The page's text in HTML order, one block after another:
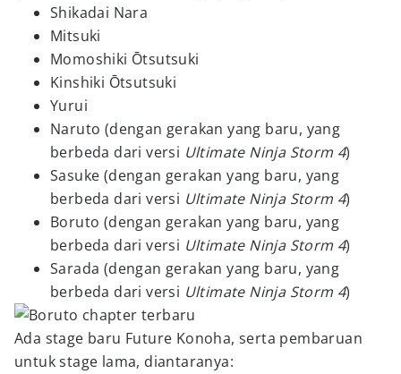
Shikadai Nara
Mitsuki
Momoshiki Ōtsutsuki
Kinshiki Ōtsutsuki
Yurui
Naruto (dengan gerakan yang baru, yang
berbeda dari versi Ultimate Ninja Storm 4)
Sasuke (dengan gerakan yang baru, yang
berbeda dari versi Ultimate Ninja Storm 4)
Boruto (dengan gerakan yang baru, yang
berbeda dari versi Ultimate Ninja Storm 4)
Sarada (dengan gerakan yang baru, yang
berbeda dari versi Ultimate Ninja Storm 4)
Ada stage baru Future Konoha, serta pembaruan
untuk stage lama, diantaranya: